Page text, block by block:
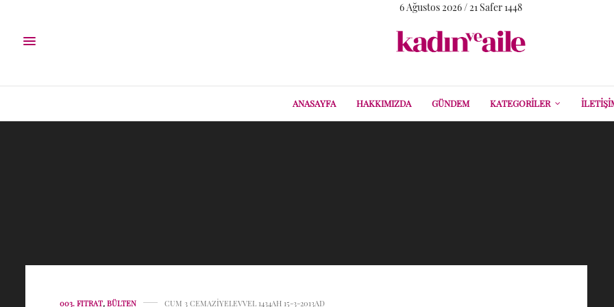
6 Ağustos 2026 / 21 Safer 1448
ANASAYFA HAKKIMIZDA GÜNDEM KATEGORILER
003. FITRAT, BÜLTEN CUM 3 CEMAZIYELEVVEL 1434AH 15-3-2013AD